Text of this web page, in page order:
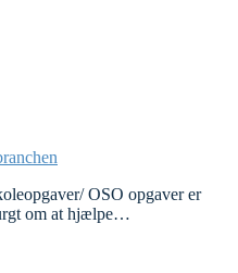
OSO opgaver er
om at hjælpe…